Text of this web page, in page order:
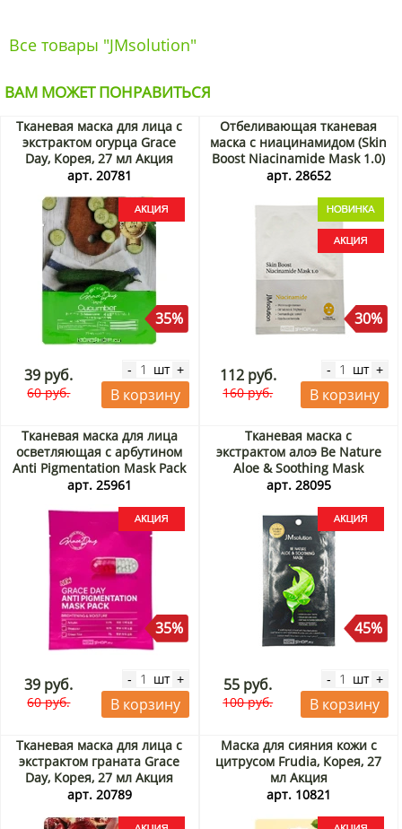
Все товары "JMsolution"
ВАМ МОЖЕТ ПОНРАВИТЬСЯ
Тканевая маска для лица с
экстрактом огурца Grace
Day, Корея, 27 мл Акция
арт. 20781
35%
39 руб.
60 руб.
- шт +
В корзину
Отбеливающая тканевая
маска с ниацинамидом (Skin
Boost Niacinamide Mask 1.0)
JMsolution, Корея, 30 мл
арт. 28652
30%
112 руб.
160 руб.
- шт +
В корзину
Тканевая маска для лица
осветляющая с арбутином
Anti Pigmentation Mask Pack
Grace Day, Корея, 27 мл
арт. 25961
35%
39 руб.
60 руб.
- шт +
В корзину
Тканевая маска с
экстрактом алоэ Be Nature
Aloe & Soothing Mask
JMsolution, Корея, 24 мл
арт. 28095
45%
55 руб.
100 руб.
- шт +
В корзину
Тканевая маска для лица с
экстрактом граната Grace
Day, Корея, 27 мл Акция
арт. 20789
Маска для сияния кожи с
цитрусом Frudia, Корея, 27
мл Акция
арт. 10821